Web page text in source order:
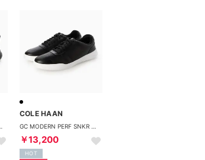
COLE HAAN
￥13,200
HOT